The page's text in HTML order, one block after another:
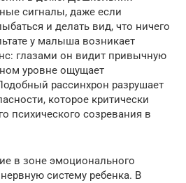
сигналы, даже если
и делать вид, что ничего
у малыша возникает
глазами он видит привычную
уровне ощущает
рассинхрон разрушает
которое критически
психического созревания в
в зоне эмоционального
систему ребенка. В